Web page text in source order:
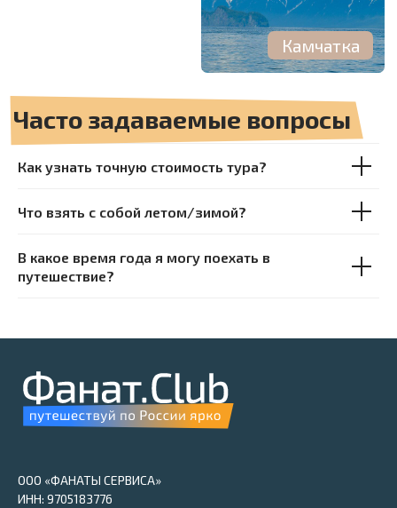
Как узнать точную стоимость тура?
Что взять с собой летом/зимой?
В какое время года я могу поехать в
путешествие?
ООО «ФАНАТЫ СЕРВИСА»
ИНН: 9705183776